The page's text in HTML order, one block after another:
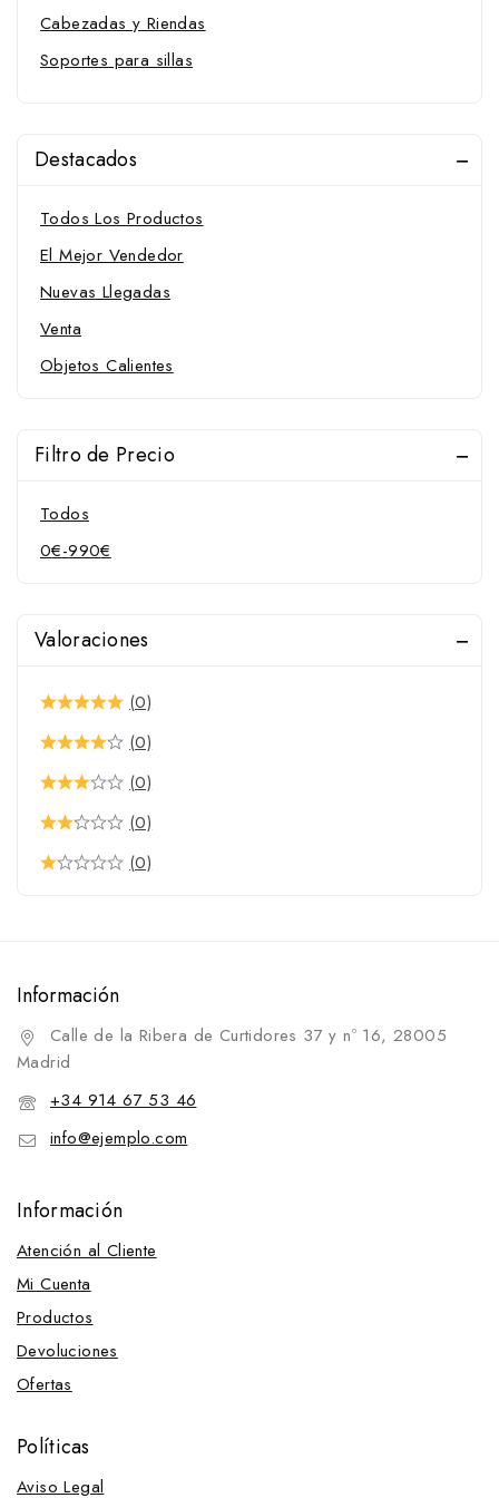
Cabezadas y Riendas
Soportes para sillas
Pastores eléctricos
Pista
Estribos Compositi
Estribos españoles
Estribos ingleses
Estribos portugueses
Filetes D Verdum
Filetes de anillas
Fundas para sillas de montar
Guantes de equitación
Guarnicionería
Anillas
Asas para baticolas
Hebillas
Martillos
Tenazas
Hebillas de cabezada
Hebillas de cincha
Hebillas vaqueras
Hebillas de ación de estribo
Hebillas vaqueras
Hebillas de cincha
Destacados
Todos Los Productos
El Mejor Vendedor
Nuevas Llegadas
Venta
Objetos Calientes
Filtro de Precio
Todos
0€-990€
Valoraciones
(0)
(0)
(0)
(0)
(0)
Información
Calle de la Ribera de Curtidores 37 y nº 16, 28005
Madrid
+34 914 67 53 46
info@ejemplo.com
Información
Atención al Cliente
Mi Cuenta
Productos
Devoluciones
Ofertas
Políticas
Aviso Legal